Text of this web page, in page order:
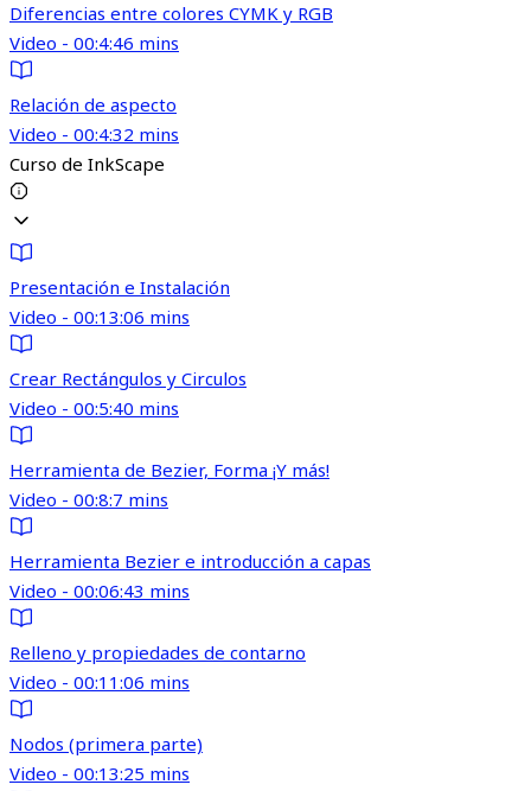
Diferencias entre colores CYMK y RGB
Video - 00:4:46 mins
Relación de aspecto
Video - 00:4:32 mins
Curso de InkScape
Presentación e Instalación
Video - 00:13:06 mins
Crear Rectángulos y Circulos
Video - 00:5:40 mins
Herramienta de Bezier, Forma ¡Y más!
Video - 00:8:7 mins
Herramienta Bezier e introducción a capas
Video - 00:06:43 mins
Relleno y propiedades de contarno
Video - 00:11:06 mins
Nodos (primera parte)
Video - 00:13:25 mins